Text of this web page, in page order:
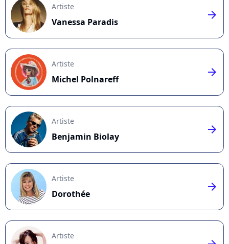
Artiste
Vanessa Paradis
arrow_right
Artiste
Michel Polnareff
arrow_right
Artiste
Benjamin Biolay
arrow_right
Artiste
Dorothée
arrow_right
Artiste